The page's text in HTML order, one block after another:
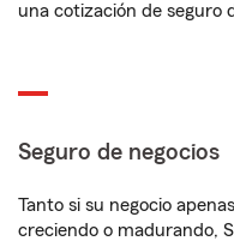
una cotización de seguro
Seguro de negocios
Tanto si su negocio
creciendo o madurando,